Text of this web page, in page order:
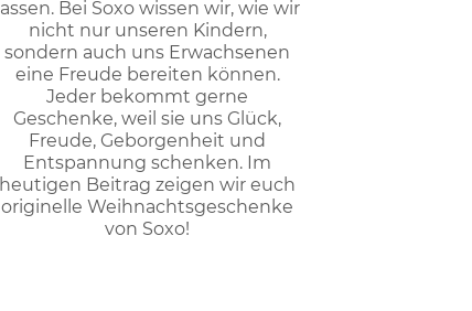
lassen. Bei Soxo wissen wir, wie wir
nicht nur unseren Kindern,
sondern auch uns Erwachsenen
eine Freude bereiten können.
Jeder bekommt gerne
Geschenke, weil sie uns Glück,
Freude, Geborgenheit und
Entspannung schenken. Im
heutigen Beitrag zeigen wir euch
originelle Weihnachtsgeschenke
von Soxo!